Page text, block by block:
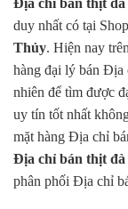
Địa chỉ bán thịt
duy nhất có tại
Thủy. Hiện nay
hàng đại lý bán Địa
nhiên để tìm được
uy tín tốt nhất
mặt hàng Địa chỉ
Địa chỉ bán thịt
phân phối Địa chỉ